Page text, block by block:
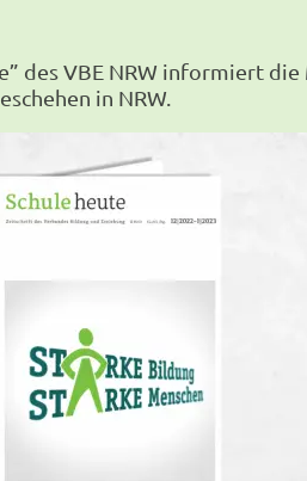
des VBE NRW informiert
in NRW.